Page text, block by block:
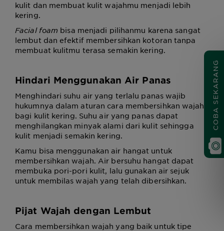
kulit dan membuat kulit wajahmu menjadi lebih
kering.
Facial foam bisa menjadi pilihanmu karena sangat
lembut dan efektif membersihkan kotoran tanpa
membuat kulitmu terasa semakin kering.
Hindari Menggunakan Air Panas
Menghindari suhu air yang terlalu panas wajib
hukumnya dalam aturan cara membersihkan wajah
bagi kulit kering. Suhu air yang panas dapat
menghilangkan minyak alami dari kulit sehingga
kulit menjadi semakin kering.
Kamu bisa menggunakan air hangat untuk
membersihkan wajah. Air bersuhu hangat dapat
membuka pori-pori kulit, lalu gunakan air sejuk
untuk membilas wajah yang telah dibersihkan.
Pijat Wajah dengan Lembut
Cara membersihkan wajah yang baik untuk tipe
COBA SEKARANG